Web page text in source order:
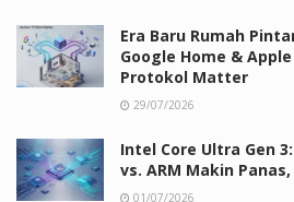
Era Baru Rumah
Google Home &
Protokol Matter
29/07/2026
Intel Core Ultra Gen
vs. ARM Makin
01/07/2026